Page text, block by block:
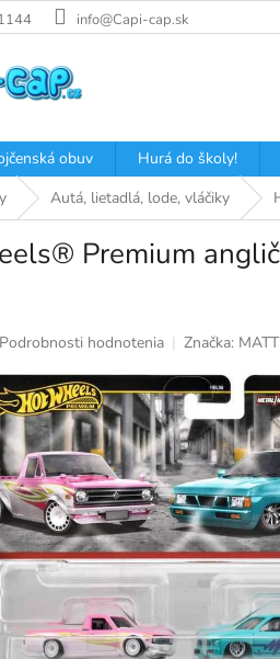
info@Capi-cap.sk
obuv Hurá do školy!
Autá, lietadlá, lode, vláčiky
Premium
Podrobnosti hodnotenia Značka: